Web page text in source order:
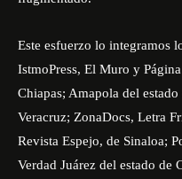
Este esfuerzo lo integramos
IstmoPress, El Muro y
Chiapas; Amapola del
Veracruz; ZonaDocs, Letra
Revista Espejo, de Sinaloa;
Verdad Juárez del estado de